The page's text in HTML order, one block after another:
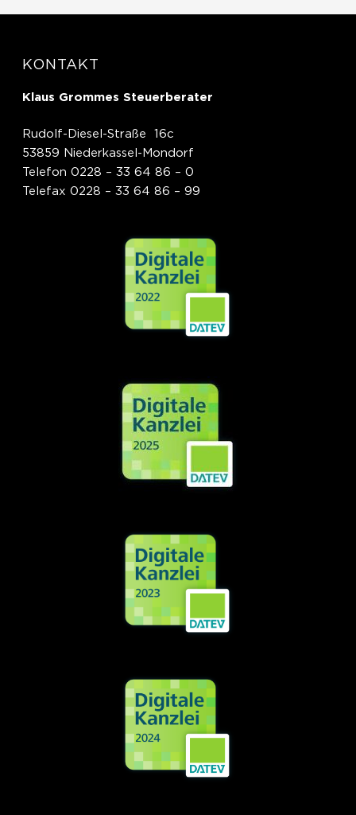
KONTAKT
Klaus Grommes Steuerberater
Rudolf-Diesel-Straße 16c
53859 Niederkassel-Mondorf
Telefon 0228 – 33 64 86 – 0
Telefax 0228 – 33 64 86 – 99